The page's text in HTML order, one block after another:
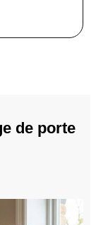
de porte